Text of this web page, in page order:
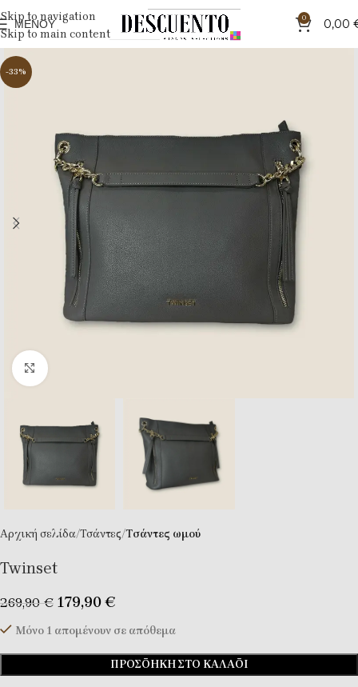
Skip to navigation
Skip to main content
ΜΕΝΟΎ 0 0,00
-33%
Κλικ για μεγέθυνση
Αρχική σελίδα Τσάντες Tσάντες ωμού
Twinset
269,90€ 179,90€
Μόνο 1 απομένουν σε απόθεμα
ΠΡΟΣΘΉΚΗ ΣΤΟ ΚΑΛΆΘΙ